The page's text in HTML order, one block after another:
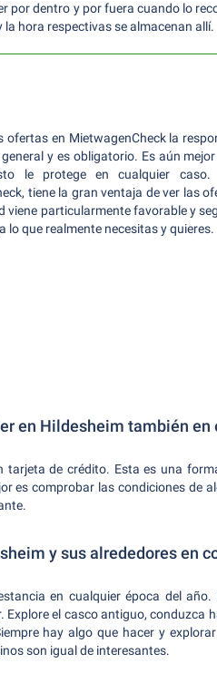
por dentro y por fuera cuando lo
la hora respectivas se almacenan allí.
ofertas en MietwagenCheck la
y es obligatorio. Es aún
le protege en cualquier
tiene la gran ventaja de ver las
viene particularmente favorable y
lo que realmente necesitas y quieres.
en Hildesheim también en
de crédito. Esta es una
es comprobar las condiciones de
y sus alrededores en
en cualquier época del
el casco antiguo, conduzca
hay algo que hacer y
son igual de interesantes.